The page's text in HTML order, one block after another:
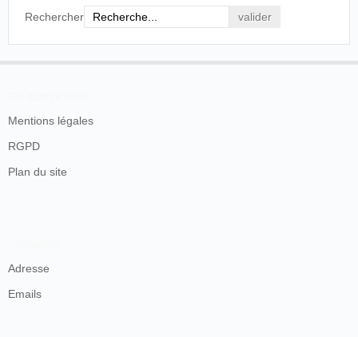
Rechercher
Mentions légales
RGPD
Plan du site
Adresse
Emails